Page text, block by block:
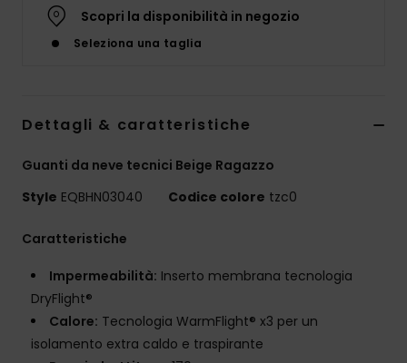
Scopri la disponibilità in negozio
Seleziona una taglia
Dettagli & caratteristiche
Guanti da neve tecnici Beige Ragazzo
Style EQBHN03040 Codice colore tzc0
Caratteristiche
Impermeabilità: Inserto membrana tecnologia
DryFlight®
Calore: Tecnologia WarmFlight® x3 per un
isolamento extra caldo e traspirante